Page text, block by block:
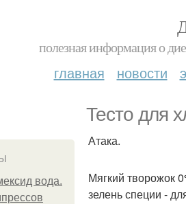
полезная информация о
главная новости
Тесто для
вода.
Атака.
Мягкий творожок
зелень специи -